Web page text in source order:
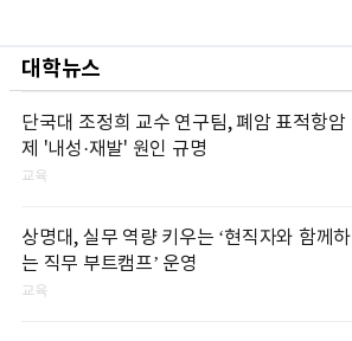
대학뉴스
단국대 조정희 교수 연구팀, 폐암 표적항암
제 '내성·재발' 원인 규명
교육
상명대, 실무 역량 키우는 ‘현직자와 함께하
는 직무 부트캠프’ 운영
교육